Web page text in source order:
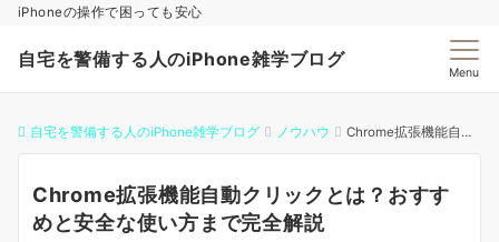
iPhoneの操作で困っても安心
自宅を警備する人のiPhone雑学ブログ
Menu
自宅を警備する人のiPhone雑学ブログ ノウハウ Chrome拡張機能自動クリックとは？おすすめと安全な使い方まで完全解説
Chrome拡張機能自動クリックとは？おすす
めと安全な使い方まで完全解説